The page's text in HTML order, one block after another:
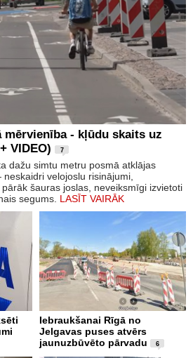
mērvienība - kļūdu skaits uz
VIDEO)
7
dažu simtu metru posmā atklājas
velojoslu risinājumi,
šauras joslas, neveiksmīgi izvietoti
segums. LASĪT VAIRĀK
Iebraukšanai Rīgā no
Jelgavas puses atvērs
jaunuzbūvēto pārvadu
6